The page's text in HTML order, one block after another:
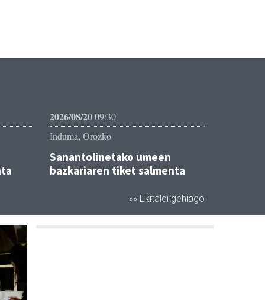
2026/08/2009:30
Induma, Orozko
Sanantolinetako umeen
bazkariaren tiket salmenta
»» Ekitaldi gehiago